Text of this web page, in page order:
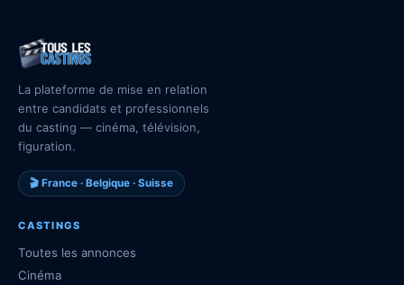
La plateforme de mise en relation
entre candidats et professionnels
du casting — cinéma, télévision,
figuration.
🎬 France · Belgique · Suisse
CASTINGS
Toutes les annonces
Cinéma